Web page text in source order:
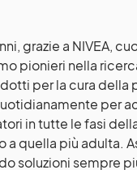
grazie a NIVEA,
pionieri nella
per la cura della
per
in tutte le fasi
a quella più adulta.
soluzioni sempre